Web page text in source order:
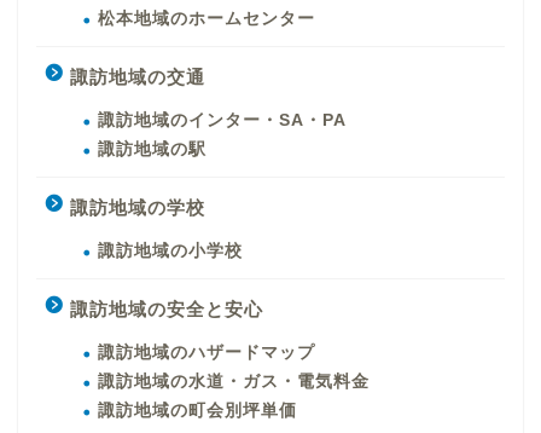
松本地域のホームセンター
諏訪地域の交通
諏訪地域のインター・SA・PA
諏訪地域の駅
諏訪地域の学校
諏訪地域の小学校
諏訪地域の安全と安心
諏訪地域のハザードマップ
諏訪地域の水道・ガス・電気料金
諏訪地域の町会別坪単価